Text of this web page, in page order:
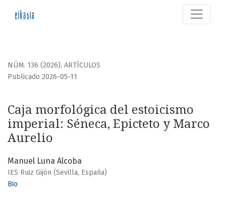
NÚM. 136 (2026), ARTÍCULOS
Caja morfológica del estoicismo
imperial: Séneca, Epicteto y Marco
Aurelio
Publicado 2026-05-11
Manuel Luna Alcoba
IES Ruiz Gijón (Sevilla, España)
Bio